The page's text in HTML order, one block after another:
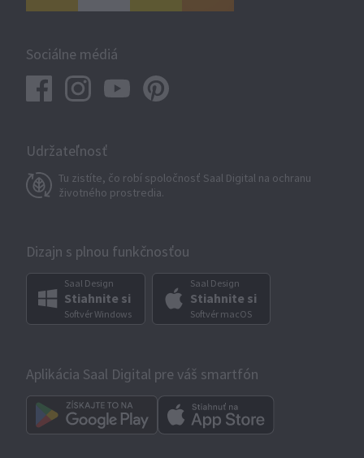
Sociálne médiá
Udržateľnosť
Tu zistíte, čo robí spoločnosť Saal Digital na ochranu
životného prostredia.
Dizajn s plnou funkčnosťou
Saal Design
Stiahnite si
Softvér Windows
Saal Design
Stiahnite si
Softvér macOS
Aplikácia Saal Digital pre váš smartfón